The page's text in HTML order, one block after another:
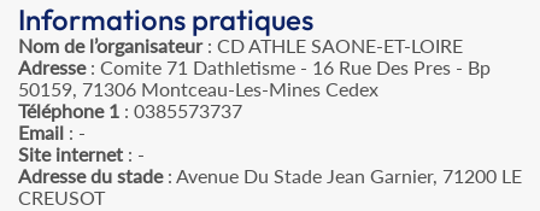
Informations pratiques
Nom de l’organisateur: CD ATHLE SAONE-ET-LOIRE
Adresse: Comite 71 Dathletisme - 16 Rue Des Pres - Bp
50159, 71306 Montceau-Les-Mines Cedex
Téléphone 1 : 0385573737
Email : -
Site internet : -
Adresse du stade: Avenue Du Stade Jean Garnier, 71200 LE
CREUSOT